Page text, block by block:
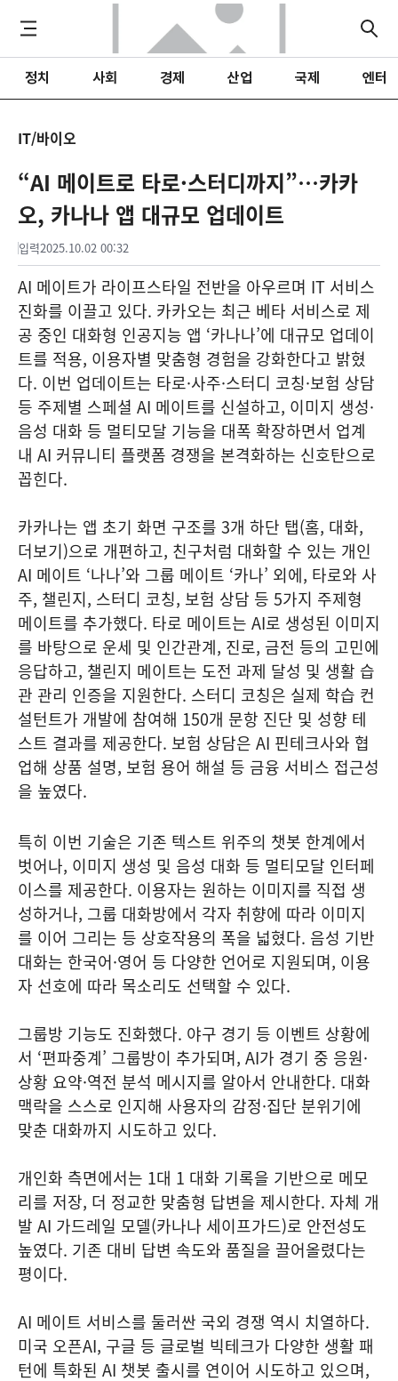
정치 사회 경제 산업 국제 엔터
IT/바이오
“AI 메이트로 타로·스터디까지”…카카
오, 카나나 앱 대규모 업데이트
입력2025.10.02 00:32
AI 메이트가 라이프스타일 전반을 아우르며 IT 서비스
진화를 이끌고 있다. 카카오는 최근 베타 서비스로 제
공 중인 대화형 인공지능 앱 ‘카나나’에 대규모 업데이
트를 적용, 이용자별 맞춤형 경험을 강화한다고 밝혔
다. 이번 업데이트는 타로·사주·스터디 코칭·보험 상담
등 주제별 스페셜 AI 메이트를 신설하고, 이미지 생성·
음성 대화 등 멀티모달 기능을 대폭 확장하면서 업계
내 AI 커뮤니티 플랫폼 경쟁을 본격화하는 신호탄으로
꼽힌다.
카카나는 앱 초기 화면 구조를 3개 하단 탭(홈, 대화,
더보기)으로 개편하고, 친구처럼 대화할 수 있는 개인
AI 메이트 ‘나나’와 그룹 메이트 ‘카나’ 외에, 타로와 사
주, 챌린지, 스터디 코칭, 보험 상담 등 5가지 주제형
메이트를 추가했다. 타로 메이트는 AI로 생성된 이미지
를 바탕으로 운세 및 인간관계, 진로, 금전 등의 고민에
응답하고, 챌린지 메이트는 도전 과제 달성 및 생활 습
관 관리 인증을 지원한다. 스터디 코칭은 실제 학습 컨
설턴트가 개발에 참여해 150개 문항 진단 및 성향 테
스트 결과를 제공한다. 보험 상담은 AI 핀테크사와 협
업해 상품 설명, 보험 용어 해설 등 금융 서비스 접근성
을 높였다.
특히 이번 기술은 기존 텍스트 위주의 챗봇 한계에서
벗어나, 이미지 생성 및 음성 대화 등 멀티모달 인터페
이스를 제공한다. 이용자는 원하는 이미지를 직접 생
성하거나, 그룹 대화방에서 각자 취향에 따라 이미지
를 이어 그리는 등 상호작용의 폭을 넓혔다. 음성 기반
대화는 한국어·영어 등 다양한 언어로 지원되며, 이용
자 선호에 따라 목소리도 선택할 수 있다.
그룹방 기능도 진화했다. 야구 경기 등 이벤트 상황에
서 ‘편파중계’ 그룹방이 추가되며, AI가 경기 중 응원·
상황 요약·역전 분석 메시지를 알아서 안내한다. 대화
맥락을 스스로 인지해 사용자의 감정·집단 분위기에
맞춘 대화까지 시도하고 있다.
개인화 측면에서는 1대 1 대화 기록을 기반으로 메모
리를 저장, 더 정교한 맞춤형 답변을 제시한다. 자체 개
발 AI 가드레일 모델(카나나 세이프가드)로 안전성도
높였다. 기존 대비 답변 속도와 품질을 끌어올렸다는
평이다.
AI 메이트 서비스를 둘러싼 국외 경쟁 역시 치열하다.
미국 오픈AI, 구글 등 글로벌 빅테크가 다양한 생활 패
턴에 특화된 AI 챗봇 출시를 연이어 시도하고 있으며,